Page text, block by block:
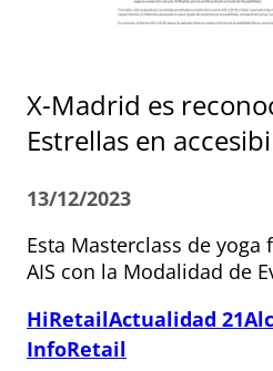
X-Madrid es
Estrellas en
13/12/2023
Esta Masterclass de
AIS con la Modalidad de
HiRetailActualidad 21
InfoRetail